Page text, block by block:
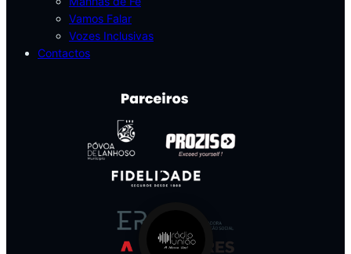
Vamos Falar
Vozes Inclusivas
Contactos